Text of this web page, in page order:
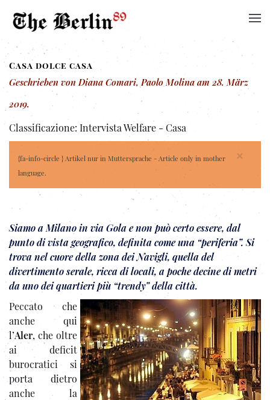
Casa dolce casa
Geschrieben von Diana Comari, Paolo Molina am28. März
2019.
Classificazione: Intervista Welfare - Casa
×
{fa-info-circle } Artikel nur in Muttersprache - Article only in mother
language.
Siamo a Milano in via Gola e non può certo essere, dal
punto di vista geografico, definita come una “periferia”. Si
trova nel cuore della zona dei Navigli, quella del
divertimento serale, ricca di locali, a poche decine di metri
da uno dei quartieri più “trendy” della città.
Peccato che
anche qui
l’Aler, che oltre
ai deficit
burocratici si
porta dietro
anche la